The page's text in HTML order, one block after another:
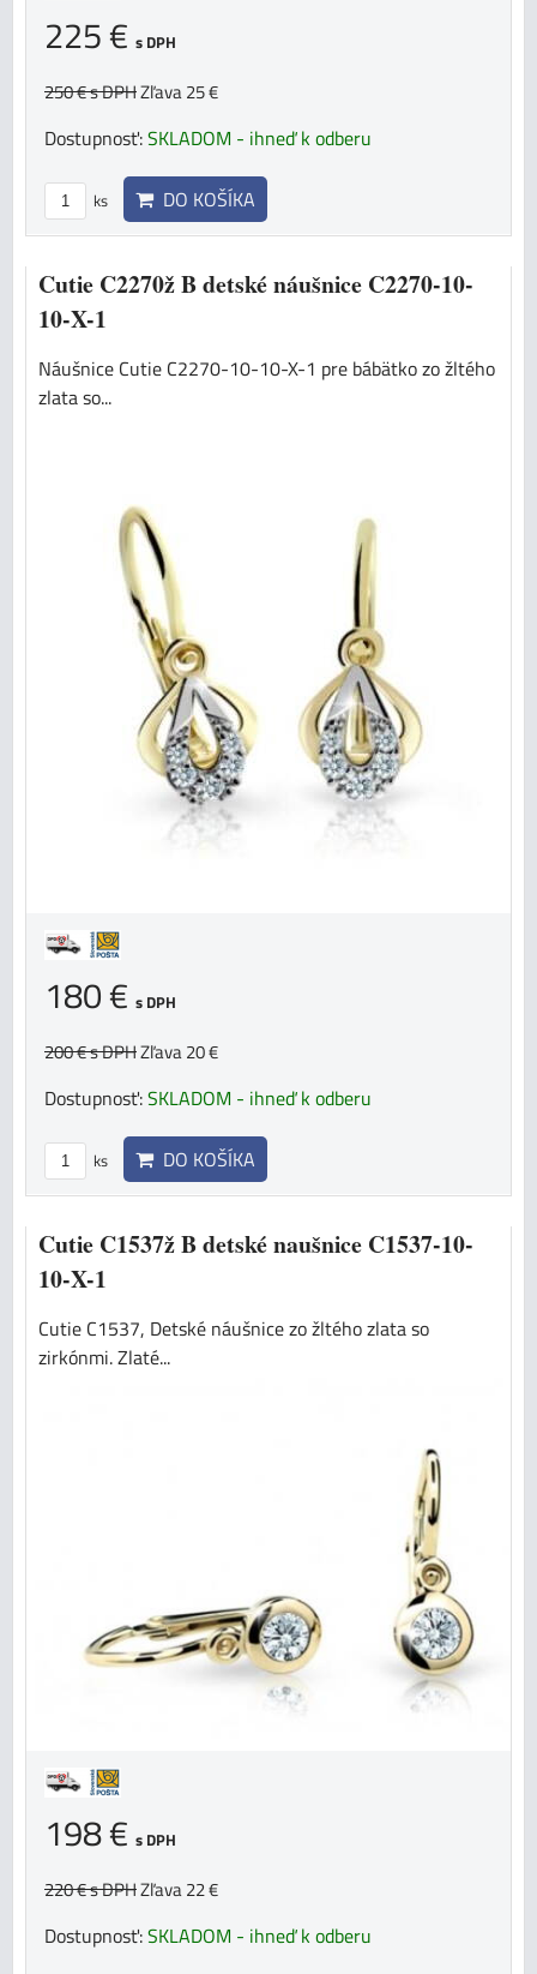
225 € s DPH
250 €s DPHZľava 25 €
Dostupnosť:SKLADOM - ihneď k odberu
ks DO KOŠÍKA
Cutie C2270ž B detské náušnice C2270-10-
10-X-1
Náušnice Cutie C2270-10-10-X-1 pre bábätko zo žltého
zlata so...
180 € s DPH
200 €s DPHZľava 20 €
Dostupnosť:SKLADOM - ihneď k odberu
ks DO KOŠÍKA
Cutie C1537ž B detské naušnice C1537-10-
10-X-1
Cutie C1537, Detské náušnice zo žltého zlata so
zirkónmi. Zlaté...
198 € s DPH
220 €s DPHZľava 22 €
Dostupnosť:SKLADOM - ihneď k odberu